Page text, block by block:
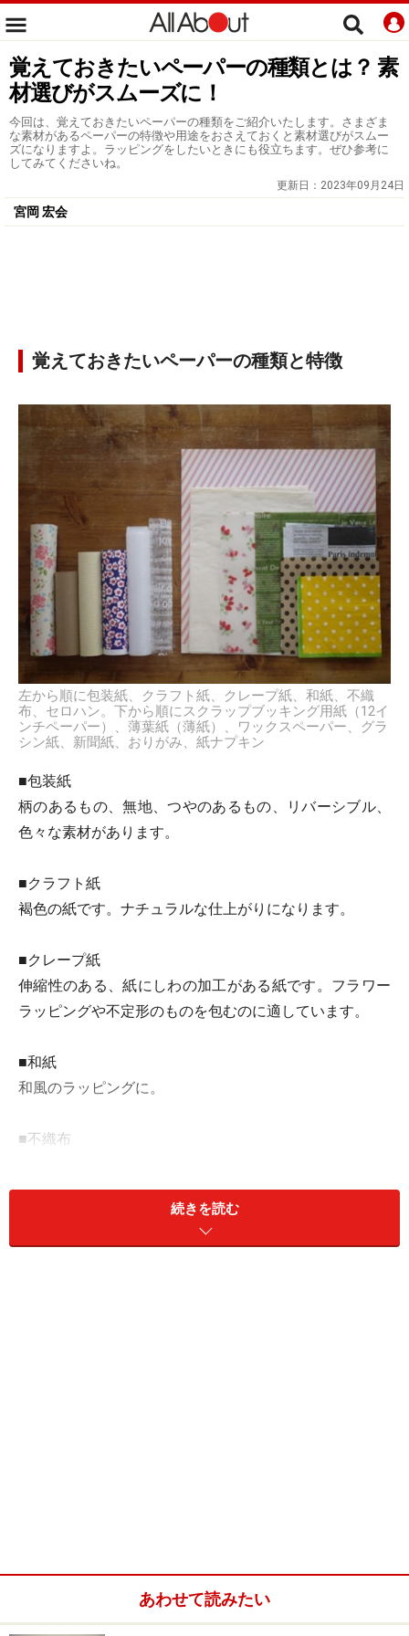
覚えておきたいペーパーの種類とは？ 素
材選びがスムーズに！
今回は、覚えておきたいペーパーの種類をご紹介いたします。さまざま
な素材があるペーパーの特徴や用途をおさえておくと素材選びがスムー
ズになりますよ。ラッピングをしたいときにも役立ちます。ぜひ参考に
してみてくださいね。
更新日： 2023年09月24日
宮岡 宏会
覚えておきたいペーパーの種類と特徴
左から順に包装紙、クラフト紙、クレープ紙、和紙、不織
布、セロハン。下から順にスクラップブッキング用紙（12イ
ンチペーパー）、薄葉紙（薄紙）、ワックスペーパー、グラ
シン紙、新聞紙、おりがみ、紙ナプキン
■包装紙
柄のあるもの、無地、つやのあるもの、リバーシブル、
色々な素材があります。
■クラフト紙
褐色の紙です。ナチュラルな仕上がりになります。
■クレープ紙
伸縮性のある、紙にしわの加工がある紙です。フラワー
ラッピングや不定形のものを包むのに適しています。
■和紙
和風のラッピングに。
■不織布
中身の見えるラッピングやフラワーラッピングに使いま
に。
■グラシン紙
続きを読む
あわせて読みたい